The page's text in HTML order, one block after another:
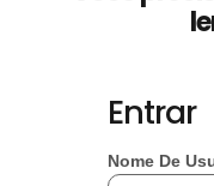
Entrar
Nome De